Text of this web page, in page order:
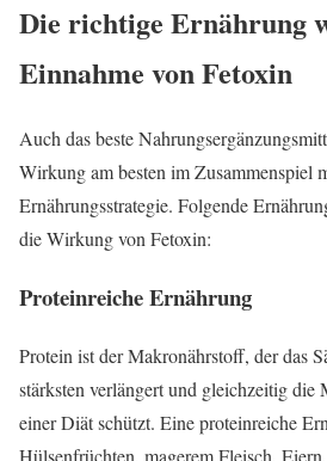
Die richtige Ernährung
Einnahme von Fetoxin
Auch das beste
Wirkung am besten im Zusammenspiel
Ernährungsstrategie. Folgende
die Wirkung von Fetoxin:
Proteinreiche Ernährung
Protein ist der Makronährstoff, der das
stärksten verlängert und gleichzeitig die
einer Diät schützt. Eine proteinreiche
Hülsenfrüchten, magerem Fleisch,